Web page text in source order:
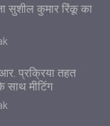
सुशील कुमार रिंकू का
प्रक्रिया तहत
साथ मीटिंग